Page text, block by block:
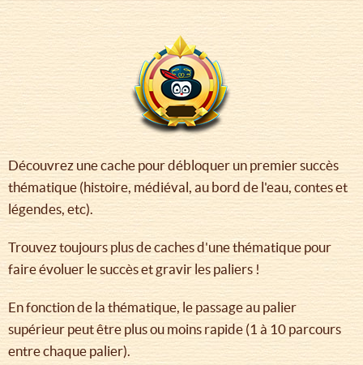
Découvrez une cache pour débloquer un premier succès
thématique (histoire, médiéval, au bord de l'eau, contes et
légendes, etc).
Trouvez toujours plus de caches d'une thématique pour
faire évoluer le succès et gravir les paliers !
En fonction de la thématique, le passage au palier
supérieur peut être plus ou moins rapide (1 à 10 parcours
entre chaque palier).